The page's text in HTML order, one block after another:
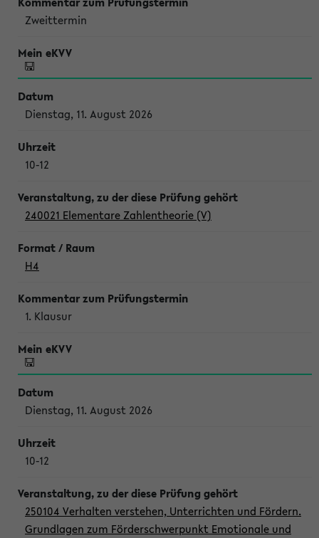
Zweittermin
Dienstag, 11. August 2026
10-12
240021 Elementare Zahlentheorie (V)
H4
1. Klausur
Dienstag, 11. August 2026
10-12
250104 Verhalten verstehen, Unterrichten und Fördern.
Grundlagen zum Förderschwerpunkt Emotionale und